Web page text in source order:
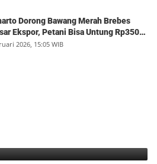
Dorong Bawang Merah Brebes
Ekspor, Petani Bisa Untung Rp350
2026, 15:05 WIB